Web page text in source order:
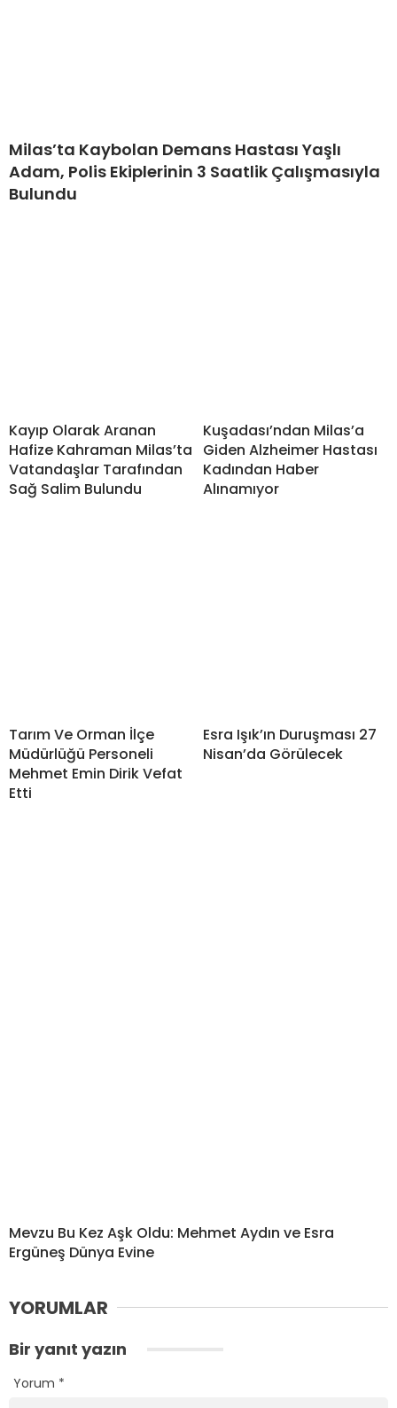
Milas’ta Kaybolan Demans Hastası Yaşlı
Adam, Polis Ekiplerinin 3 Saatlik Çalışmasıyla
Bulundu
Kayıp Olarak Aranan
Hafize Kahraman Milas’ta
Vatandaşlar Tarafından
Sağ Salim Bulundu
Kuşadası’ndan Milas’a
Giden Alzheimer Hastası
Kadından Haber
Alınamıyor
Tarım Ve Orman İlçe
Müdürlüğü Personeli
Mehmet Emin Dirik Vefat
Etti
Esra Işık’ın Duruşması 27
Nisan’da Görülecek
Mevzu Bu Kez Aşk Oldu: Mehmet Aydın ve Esra
Ergüneş Dünya Evine
YORUMLAR
Bir yanıt yazın
Yorum *